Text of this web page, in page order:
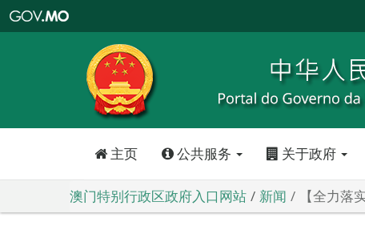
特
政
区
政
口
主页 公共服务 关于政府
澳门特别行政区政府入口网站 新闻 【全力落